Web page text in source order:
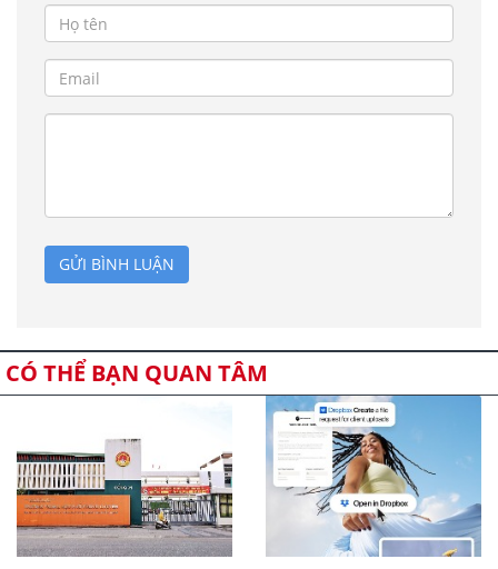
GỬI BÌNH LUẬN
CÓ THỂ BẠN QUAN TÂM